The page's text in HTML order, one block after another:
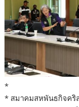
*
* สมาคมสหพันธกิจคริ